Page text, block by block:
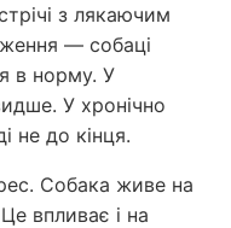
з лякаючим
— собаці
в норму. У
У хронічно
не до кінця.
Собака живе на
впливає і на